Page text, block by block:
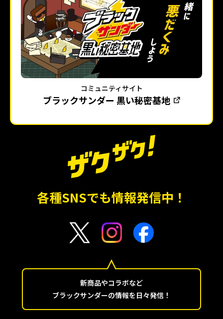
コミュニティサイト
ブラックサンダー 黒い秘密基地
各種SNSでも情報発信中！
新商品やコラボなど
ブラックサンダーの情報を日々発信！